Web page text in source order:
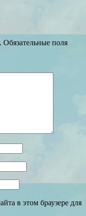
Обязательные поля
в этом браузере для